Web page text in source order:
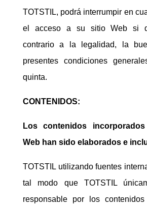
TOTSTIL, podrá interrumpir en
el acceso a su sitio Web si
contrario a la legalidad, la
presentes condiciones
quinta.
CONTENIDOS:
Los contenidos
Web han sido elaborados e
TOTSTIL utilizando fuentes
tal modo que TOTSTIL
responsable por los